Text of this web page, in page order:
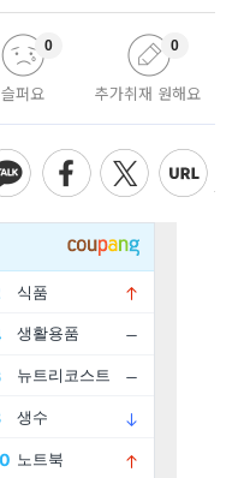
슬퍼요
0
추가취재 원해요
0